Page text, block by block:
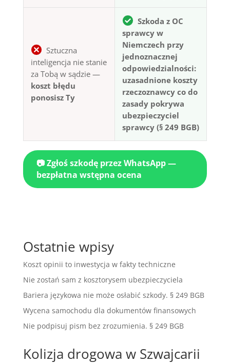
Sztuczna
inteligencja nie stanie
za Tobą w sądzie —
koszt błędu
ponosisz Ty
Szkoda z OC
sprawcy w
Niemczech przy
jednoznacznej
odpowiedzialności:
uzasadnione koszty
rzeczoznawcy co do
zasady pokrywa
ubezpieczyciel
sprawcy (§ 249 BGB)
📷 Zgłoś szkodę przez WhatsApp —
bezpłatna wstępna ocena
Ostatnie wpisy
Koszt opinii to inwestycja w fakty techniczne
Nie zostań sam z kosztorysem ubezpieczyciela
Bariera językowa nie może osłabić szkody. § 249 BGB
Wycena samochodu dla dokumentów finansowych
Nie podpisuj pism bez zrozumienia. § 249 BGB
Kolizja drogowa w Szwajcarii